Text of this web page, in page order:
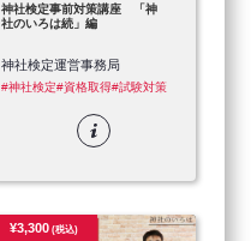
神社検定事前対策講座 「神
社のいろは続」編
神社検定運営事務局
#神社検定#資格取得#試験対策
¥3,300 (税込)